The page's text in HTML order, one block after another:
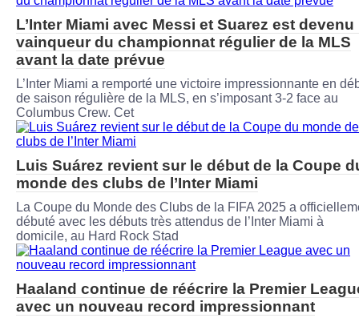
L’Inter Miami avec Messi et Suarez est devenu
vainqueur du championnat régulier de la MLS
avant la date prévue
L’Inter Miami a remporté une victoire impressionnante en
de saison régulière de la MLS, en s’imposant 3-2 face au
Columbus Crew. Cet
Luis Suárez revient sur le début de la Coupe
monde des clubs de l’Inter Miami
La Coupe du Monde des Clubs de la FIFA 2025 a
débuté avec les débuts très attendus de l’Inter Miami à
domicile, au Hard Rock Stad
Haaland continue de réécrire la Premier
avec un nouveau record impressionnant